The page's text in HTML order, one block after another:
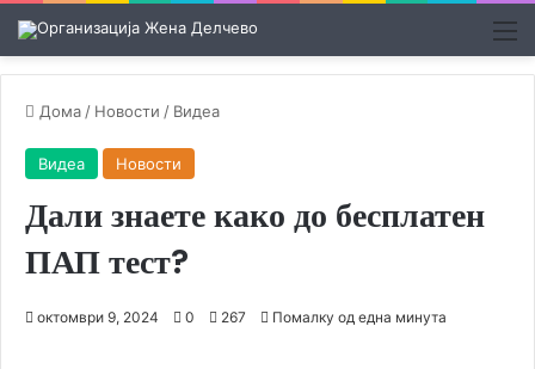
Дома / Новости / Видеа
Видеа Новости
Дали знаете како до бесплатен
ПАП тест?
октомври 9, 2024 0 267 Помалку од една минута